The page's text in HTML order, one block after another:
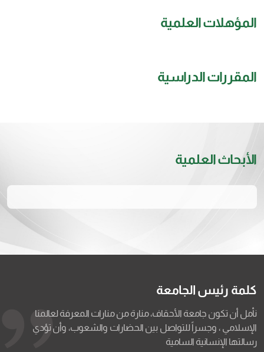
المؤهلات العلمية
المقررات الدراسية
الأبحاث العلمية
كلمة رئيس الجامعة
نأمل أن تكون جامعة الأحقاف، منارة من منارات المعرفة لعالمنا
الإسلامي ، وجسراً للتواصل بين الحضارات والشعوب، وأن تؤدي
رسالتها الإنسانية السامية